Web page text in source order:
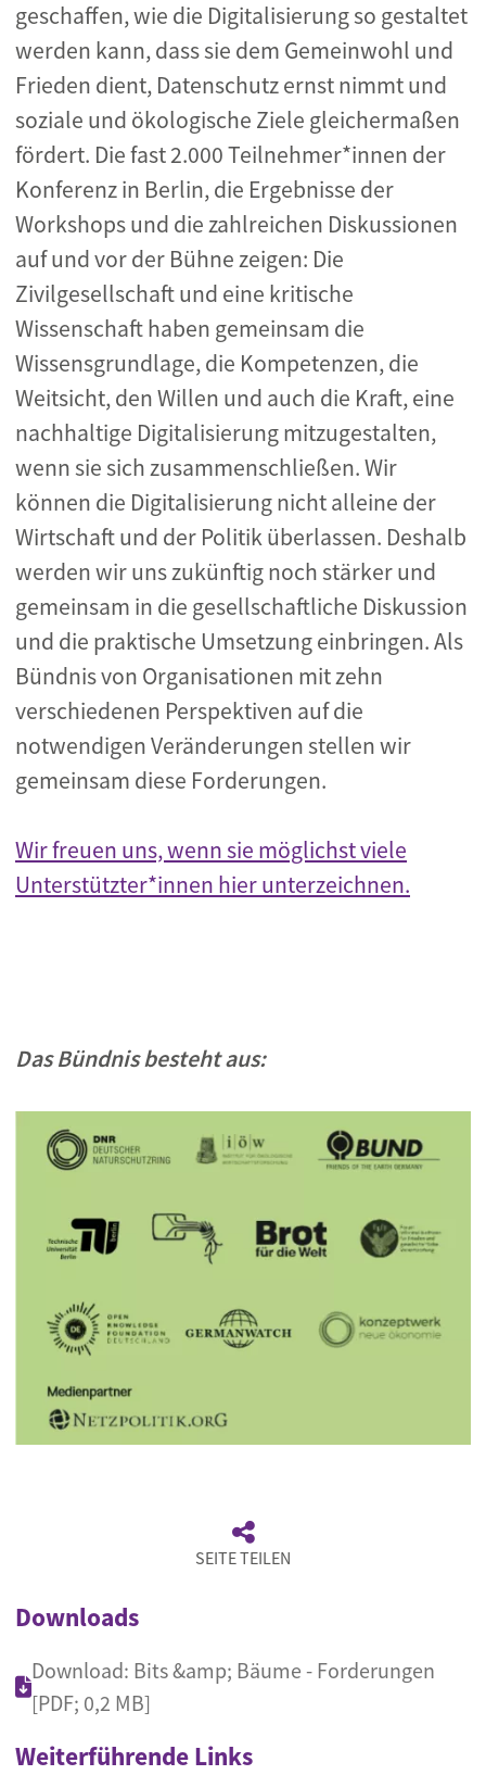
geschaffen, wie die Digitalisierung so gestaltet
werden kann, dass sie dem Gemeinwohl und
Frieden dient, Datenschutz ernst nimmt und
soziale und ökologische Ziele gleichermaßen
fördert. Die fast 2.000 Teilnehmer*innen der
Konferenz in Berlin, die Ergebnisse der
Workshops und die zahlreichen Diskussionen
auf und vor der Bühne zeigen: Die
Zivilgesellschaft und eine kritische
Wissenschaft haben gemeinsam die
Wissensgrundlage, die Kompetenzen, die
Weitsicht, den Willen und auch die Kraft, eine
nachhaltige Digitalisierung mitzugestalten,
wenn sie sich zusammenschließen. Wir
können die Digitalisierung nicht alleine der
Wirtschaft und der Politik überlassen. Deshalb
werden wir uns zukünftig noch stärker und
gemeinsam in die gesellschaftliche Diskussion
und die praktische Umsetzung einbringen. Als
Bündnis von Organisationen mit zehn
verschiedenen Perspektiven auf die
notwendigen Veränderungen stellen wir
gemeinsam diese Forderungen.
Wir freuen uns, wenn sie möglichst viele
Unterstützter*innen hier unterzeichnen.
Das Bündnis besteht aus:
Bild
SEITE TEILEN
Downloads
Download: Bits &amp; Bäume - Forderungen
[PDF; 0,2 MB]
Weiterführende Links